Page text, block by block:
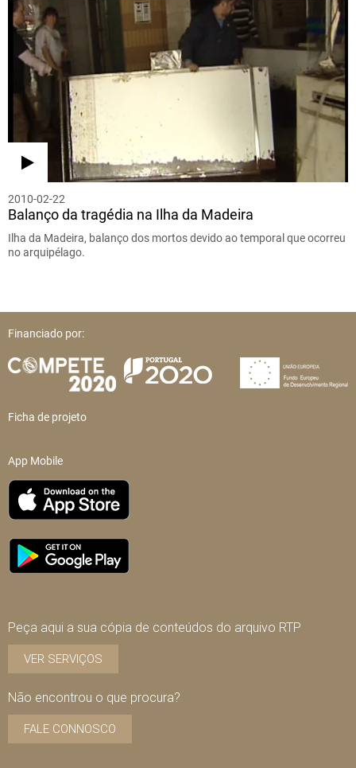
2010-02-22
Balanço da tragédia na Ilha da Madeira
Ilha da Madeira, balanço dos mortos devido ao temporal que ocorreu
no arquipélago.
Financiado por:
Ficha de projeto
App Mobile
Peça aqui a sua cópia de conteúdos do arquivo RTP
VER SERVIÇOS
Não encontrou o que procura?
FALE CONNOSCO